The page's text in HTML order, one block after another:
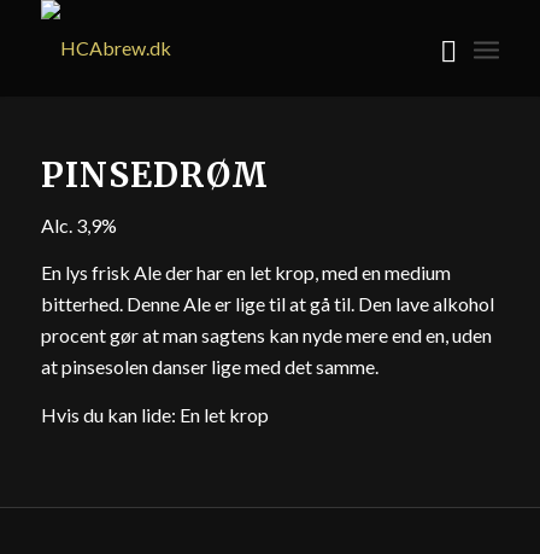
PINSEDRØM
Alc. 3,9%
En lys frisk Ale der har en let krop, med en medium
bitterhed. Denne Ale er lige til at gå til. Den lave alkohol
procent gør at man sagtens kan nyde mere end en, uden
at pinsesolen danser lige med det samme.
Hvis du kan lide: En let krop